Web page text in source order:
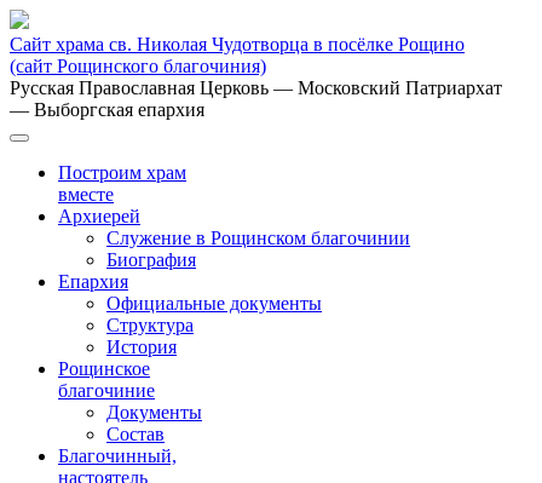
Сайт храма св. Николая Чудотворца в посёлке Рощино
(сайт Рощинского благочиния)
Русская Православная Церковь — Московский Патриархат
— Выборгская епархия
Построим храм
вместе
Архиерей
Служение в Рощинском благочинии
Биография
Епархия
Официальные документы
Структура
История
Рощинское
благочиние
Документы
Состав
Благочинный,
настоятель